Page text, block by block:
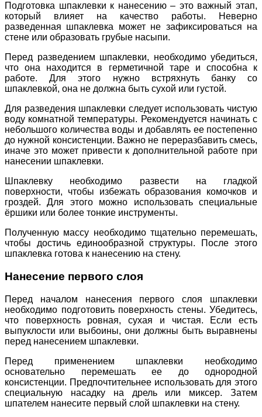
Подготовка шпаклевки к нанесению – это важный этап,
который влияет на качество работы. Неверно
разведенная шпаклевка может не зафиксироваться на
стене или образовать грубые насыпи.
Перед разведением шпаклевки, необходимо убедиться,
что она находится в герметичной таре и способна к
работе. Для этого нужно встряхнуть банку со
шпаклевкой, она не должна быть сухой или густой.
Для разведения шпаклевки следует использовать чистую
воду комнатной температуры. Рекомендуется начинать с
небольшого количества воды и добавлять ее постепенно
до нужной консистенции. Важно не переразбавить смесь,
иначе это может привести к дополнительной работе при
нанесении шпаклевки.
Шпаклевку необходимо развести на гладкой
поверхности, чтобы избежать образования комочков и
гроздей. Для этого можно использовать специальные
ёршики или более тонкие инструменты.
Полученную массу необходимо тщательно перемешать,
чтобы достичь единообразной структуры. После этого
шпаклевка готова к нанесению на стену.
Нанесение первого слоя
Перед началом нанесения первого слоя шпаклевки
необходимо подготовить поверхность стены. Убедитесь,
что поверхность ровная, сухая и чистая. Если есть
выпуклости или выбоины, они должны быть выравнены
перед нанесением шпаклевки.
Перед применением шпаклевки необходимо
основательно перемешать ее до однородной
консистенции. Предпочтительнее использовать для этого
специальную насадку на дрель или миксер. Затем
шпателем нанесите первый слой шпаклевки на стену.